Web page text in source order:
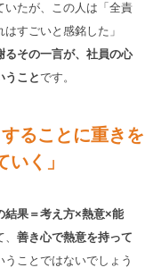
たが、この人は「全責
すごいと感銘した」
るその一言が、社員の心
うことです。
ることに重きを
く」
結果＝考え方×熱意×能
、善き心で熱意を持って
うことではないでしょう